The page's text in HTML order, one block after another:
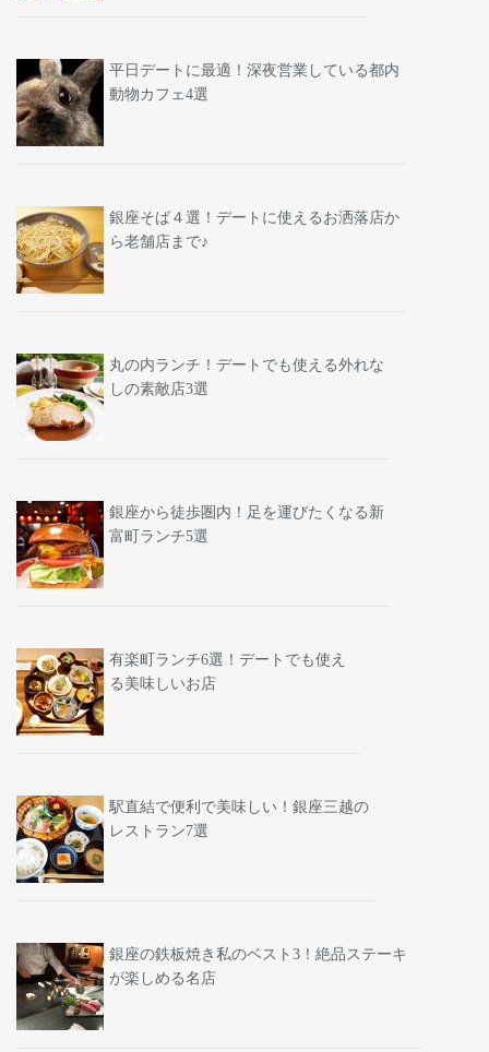
平日デートに最適！深夜営業している都内
動物カフェ4選
銀座そば４選！デートに使えるお洒落店か
ら老舗店まで♪
丸の内ランチ！デートでも使える外れな
しの素敵店3選
銀座から徒歩圏内！足を運びたくなる新
富町ランチ5選
有楽町ランチ6選！デートでも使え
る美味しいお店
駅直結で便利で美味しい！銀座三越の
レストラン7選
銀座の鉄板焼き私のベスト3！絶品ステーキ
が楽しめる名店